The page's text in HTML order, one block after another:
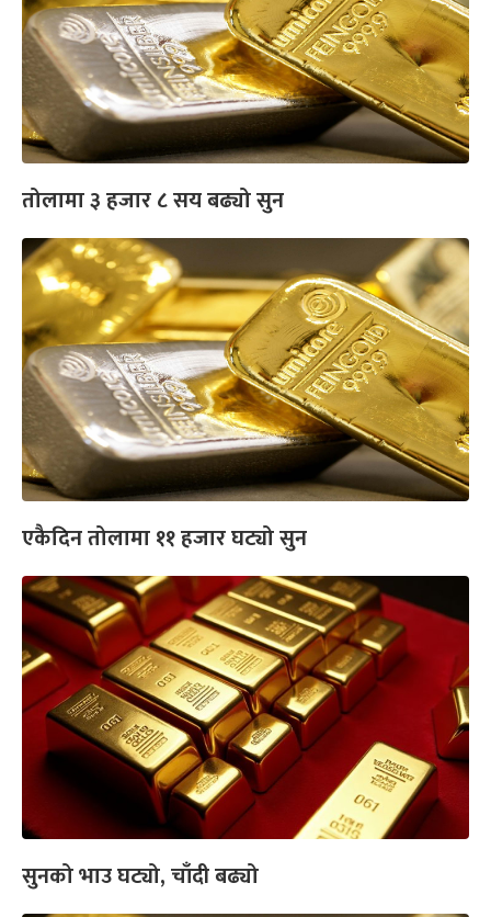
तोलामा ३ हजार ८ सय बढ्यो सुन
एकैदिन तोलामा ११ हजार घट्यो सुन
सुनको भाउ घट्यो, चाँदी बढ्यो